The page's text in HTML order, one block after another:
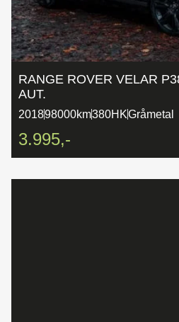
RANGE ROVER VELAR
AUT.
201898000km380HKGråmetal
3.995,-